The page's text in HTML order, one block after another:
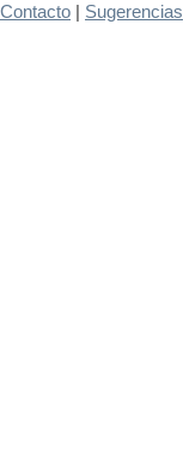
Contacto Sugerencias